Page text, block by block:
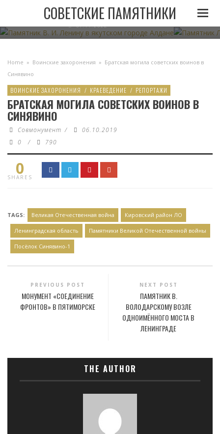
СОВЕТСКИЕ ПАМЯТНИКИ
ПАМЯТНИК В. И. ЛЕНИНУ В ЯКУТСКОМ ГОРОДЕ
АЛДАНЕ
07.11.2022
Home » Воинские захоронения » Братская могила советских воинов в
Синявино
ВОИНСКИЕ ЗАХОРОНЕНИЯ / КРАЕВЕДЕНИЕ / РЕПОРТАЖИ
БРАТСКАЯ МОГИЛА СОВЕТСКИХ ВОИНОВ В
СИНЯВИНО
Совмонумент /
06.10.2019
0
/ 790
0
SHARES
TAGS: Великая Отечественная война Кировский район ЛО
Ленинградская область Памятники Великой Отечественной войны
Посёлок Синявино-1
PREVIOUS POST
МОНУМЕНТ «СОЕДИНЕНИЕ
ФРОНТОВ» В ПЯТИМОРСКЕ
NEXT POST
ПАМЯТНИК В.
ВОЛОДАРСКОМУ ВОЗЛЕ
ОДНОИМЁННОГО МОСТА В
ЛЕНИНГРАДЕ
THE AUTHOR